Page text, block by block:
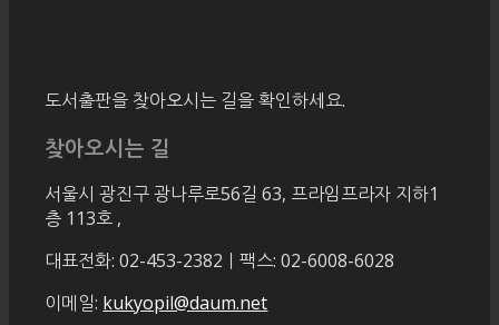
도서출판을 찾아오시는 길을 확인하세요.
찾아오시는 길
서울시 광진구 광나루로56길 63, 프라임프라자 지하1
층 113호 ,
대표전화: 02-453-2382ㅣ팩스: 02-6008-6028
이메일: kukyopil@daum.net